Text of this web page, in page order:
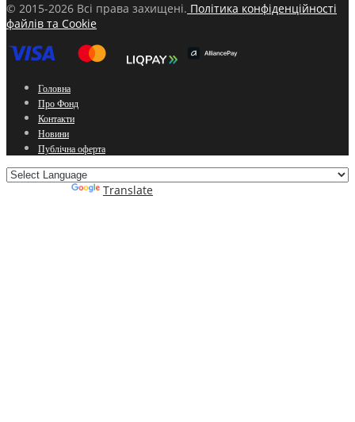
© 2015-2026 Всі права захищені. Політика конфіденційності
файлів та Cookie
Головна
Про Фонд
Контакти
Новини
Публічна оферта
Translate